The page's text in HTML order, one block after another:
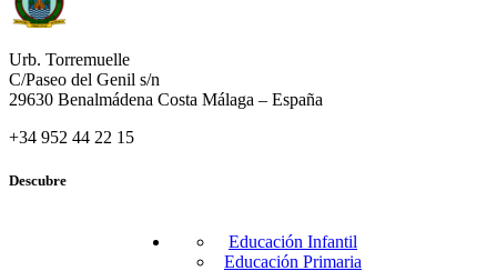
Urb. Torremuelle
C/Paseo del Genil s/n
29630 Benalmádena Costa Málaga – España
+34 952 44 22 15
Descubre
Educación Infantil
Educación Primaria